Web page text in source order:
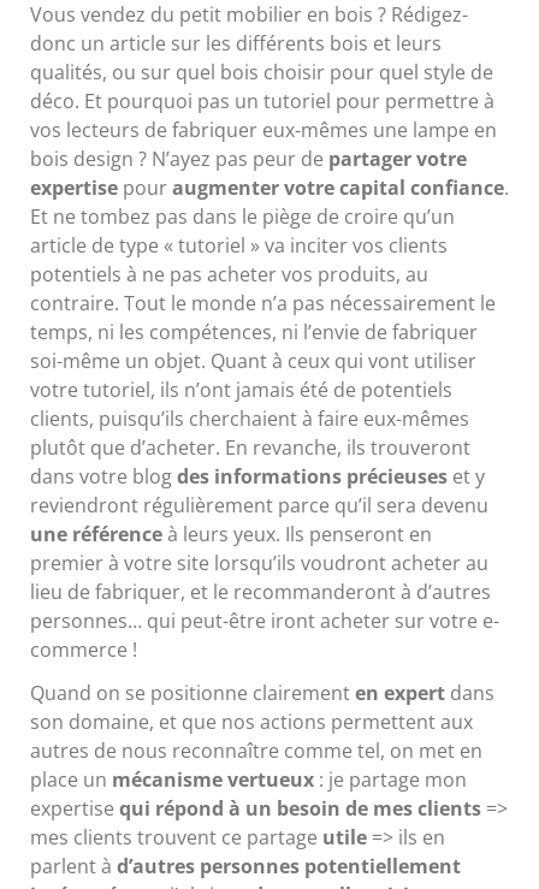
Vous vendez du petit mobilier en bois ? Rédigez-
donc un article sur les différents bois et leurs
qualités, ou sur quel bois choisir pour quel style de
déco. Et pourquoi pas un tutoriel pour permettre à
vos lecteurs de fabriquer eux-mêmes une lampe en
bois design ? N’ayez pas peur de partager votre
expertise pouraugmenter votre capital confiance.
Et ne tombez pas dans le piège de croire qu’un
article de type « tutoriel » va inciter vos clients
potentiels à ne pas acheter vos produits, au
contraire. Tout le monde n’a pas nécessairement le
temps, ni les compétences, ni l’envie de fabriquer
soi-même un objet. Quant à ceux qui vont utiliser
votre tutoriel, ils n’ont jamais été de potentiels
clients, puisqu’ils cherchaient à faire eux-mêmes
plutôt que d’acheter. En revanche, ils trouveront
dans votre blogdes informations précieuses et y
reviendront régulièrement parce qu’il sera devenu
une référenceà leurs yeux. Ils penseront en
premier à votre site lorsqu’ils voudront acheter au
lieu de fabriquer, et le recommanderont à d’autres
personnes… qui peut-être iront acheter sur votre e-
commerce !
Quand on se positionne clairementen expert dans
son domaine, et que nos actions permettent aux
autres de nous reconnaître comme tel, on met en
place un mécanisme vertueux : je partage mon
expertise qui répond à un besoin de mes clients =>
mes clients trouvent ce partage utile => ils en
parlent à d’autres personnes potentiellement